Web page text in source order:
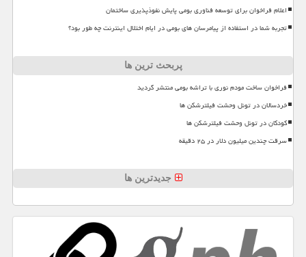
اعلام فراخوان برای توسعه فناوری بومی پایش نفوذپذیری ساختمان
تجربه شما در استفاده از پیامرسان های بومی در ایام اختلال اینترنت چه طور بود؟
پربحث ترین ها
فراخوان ساخت مودم نوری با تراشه بومی منتشر گردید
خردسالان در تونل وحشت فیلترشکن ها
کودکان در تونل وحشت فیلترشکن ها
سرقت چندین میلیون دلار در ۲۵ دقیقه
جدیدترین ها